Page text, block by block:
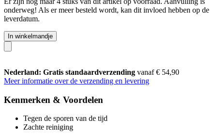
onderweg! Als er meer besteld wordt, kan dit invloed hebben op de
leverdatum.
In winkelmandje
Nederland: Gratis standaardverzending vanaf € 54,90
Meer informatie over de verzending en levering
Kenmerken & Voordelen
Tegen de sporen van de tijd
Zachte reiniging